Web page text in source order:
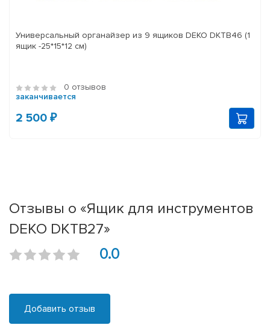
Универсальный органайзер из 9 ящиков DEKO DKTB46 (1
ящик -25*15*12 см)
0 отзывов
заканчивается
2 500 ₽
Отзывы о «Ящик для инструментов
DEKO DKTB27»
0.0
Добавить отзыв